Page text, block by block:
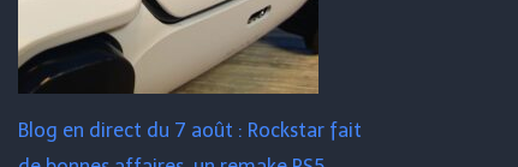
Blog en direct du 7 août : Rockstar fait